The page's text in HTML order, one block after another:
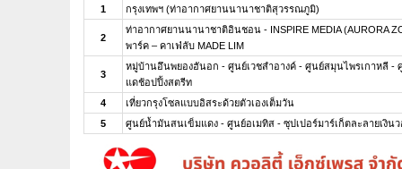
1 กรุงเทพฯ (ท่าอากาศยานนานาชาติสุวรรณภูมิ)
2
ท่าอากาศยานนานาชาติอินชอน - INSPIRE MEDIA (AURORA
พาร์ค – คาเฟ่ลับ MADE LIM
3
หมู่บ้านอึนพยองฮันอก - ศูนย์เวชสำอางค์ - ศูนย์สมุนไพรเกาหลี -
แดช้อปปิ้งสตรีท
4
เที่ยวกรุงโซลแบบอิสระด้วยตัวเองเต็มวัน
5
ศูนย์น้ำมันสนเข็มแดง - ศูนย์อเมทิส - ซุปเปอร์มาร์เก็ตละลายเงิ